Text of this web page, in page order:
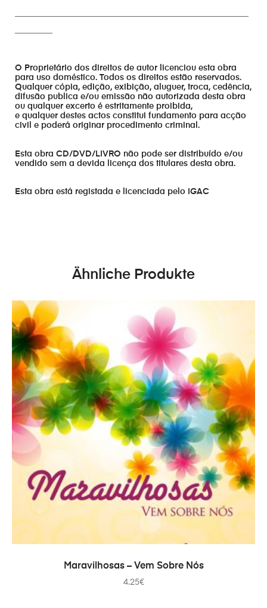
O Proprietário dos direitos de autor licenciou esta obra
para uso doméstico. Todos os direitos estão reservados.
Qualquer cópia, edição, exibição, aluguer, troca, cedência,
difusão publica e/ou emissão não autorizada desta obra
ou qualquer excerto é estritamente proibida,
e qualquer destes actos constitui fundamento para acção
civil e poderá originar procedimento criminal.
Esta obra CD/DVD/LIVRO não pode ser distribuído e/ou
vendido sem a devida licença dos titulares desta obra.
Esta obra está registada e licenciada pelo IGAC
Ähnliche Produkte
IN DEN WARENKORB
Maravilhosas – Vem Sobre Nós
4.25€